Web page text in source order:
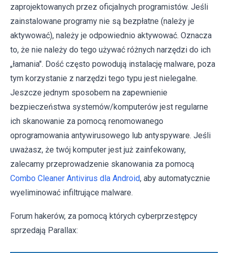
zaprojektowanych przez oficjalnych programistów. Jeśli
zainstalowane programy nie są bezpłatne (należy je
aktywować), należy je odpowiednio aktywować. Oznacza
to, że nie należy do tego używać różnych narzędzi do ich
„łamania". Dość często powodują instalację malware, poza
tym korzystanie z narzędzi tego typu jest nielegalne.
Jeszcze jednym sposobem na zapewnienie
bezpieczeństwa systemów/komputerów jest regularne
ich skanowanie za pomocą renomowanego
oprogramowania antywirusowego lub antyspyware. Jeśli
uważasz, że twój komputer jest już zainfekowany,
zalecamy przeprowadzenie skanowania za pomocą
Combo Cleaner Antivirus dla Android, aby automatycznie
wyeliminować infiltrujące malware.
Forum hakerów, za pomocą których cyberprzestępcy
sprzedają Parallax: